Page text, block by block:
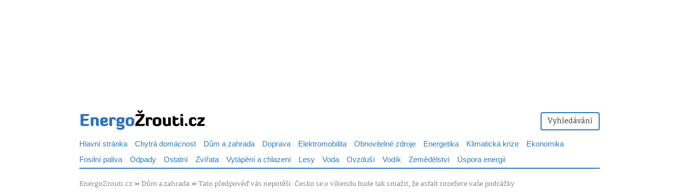
Vyhledávání
Hlavní stránka Chytrá domácnost Dům a zahrada Doprava Elektromobilita Obnovitelné zdroje Energetika Klimatická krize
Ekonomika
Fosilní paliva Odpady Ostatní Zvířata Vytápění a chlazení Lesy Voda Ovzduší Vodík Zemědělství Úspora energií
EnergoZrouti.cz»Dům a zahrada»Tato předpověď vás nepotěší: Česko se o víkendu bude tak smažit, že asfalt rozežere vaše podrážky